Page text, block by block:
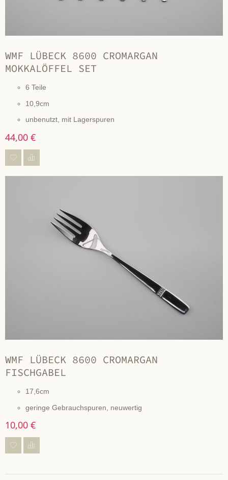
WMF LÜBECK 8600 CROMARGAN
MOKKALÖFFEL SET
6 Teile
10,9cm
unbenutzt, mit Lagerspuren
44,00 €
WMF LÜBECK 8600 CROMARGAN
FISCHGABEL
17,6cm
geringe Gebrauchspuren, neuwertig
10,00 €